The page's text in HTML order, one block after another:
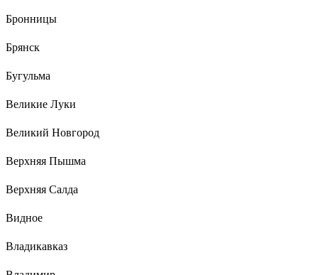
Бронницы
Брянск
Бугульма
Великие Луки
Великий Новгород
Верхняя Пышма
Верхняя Салда
Видное
Владикавказ